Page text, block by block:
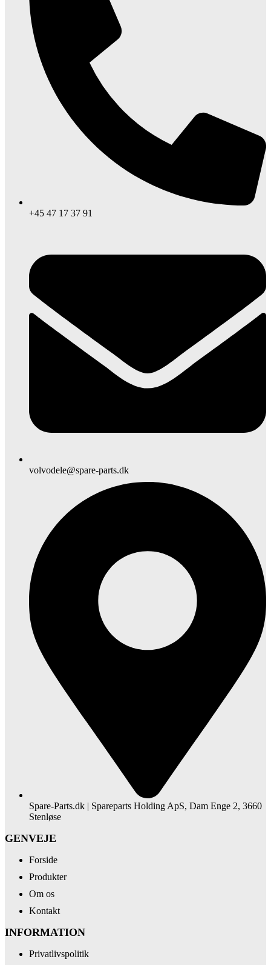
+45 47 17 37 91
volvodele@spare-parts.dk
Spare-Parts.dk | Spareparts Holding ApS, Dam Enge 2, 3660
Stenløse
GENVEJE
Forside
Produkter
Om os
Kontakt
INFORMATION
Privatlivspolitik